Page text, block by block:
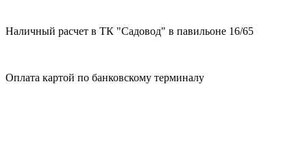
Наличный расчет в ТК "Садовод" в павильоне 16/65
Оплата картой по банковскому терминалу